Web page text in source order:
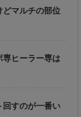
どマルチの部位
専ヒーラー専は
回すのが一番い